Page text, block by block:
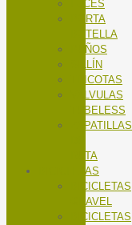
LUCES
PORTA
BOTELLA
PUÑOS
SILLÍN
TRICOTAS
VALVULAS
TUBELESS
ZAPATILLAS
RUTA
BICICLETAS
BICICLETAS
GRAVEL
BICICLETAS